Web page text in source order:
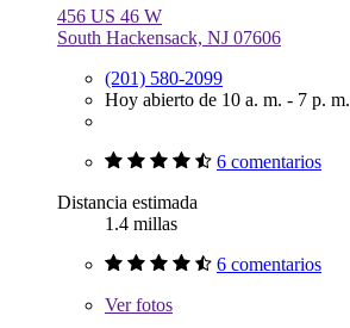
456 US 46 W
South Hackensack, NJ 07606
(201) 580-2099
Hoy abierto de 10 a. m. - 7 p. m.
6 comentarios
Distancia estimada
1.4 millas
6 comentarios
Verfotos